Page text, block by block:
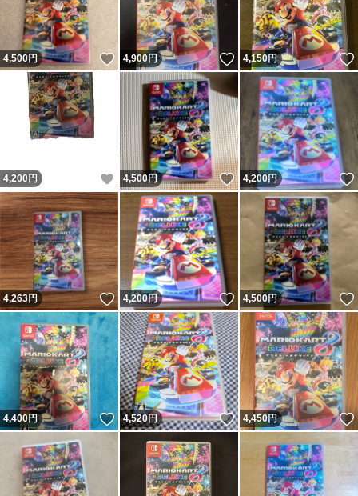
4,500円 いいね！
4,900円 いいね！
4,150円
4,200 円 いいね！
4,500円 いいね！
4,200円
4,263円 いいね！
4,200円 いいね！
4,500円
4,400円 いいね！
4,520円 いいね！
4,450円